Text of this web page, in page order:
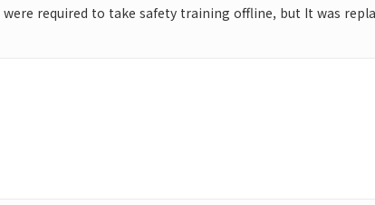
required to take safety training offline, but It was